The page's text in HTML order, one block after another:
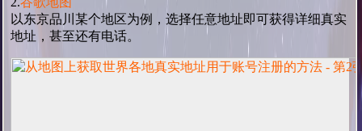
以东京品川某个地区为例，选择任意地址即可获得详细真实
地址，甚至还有电话。